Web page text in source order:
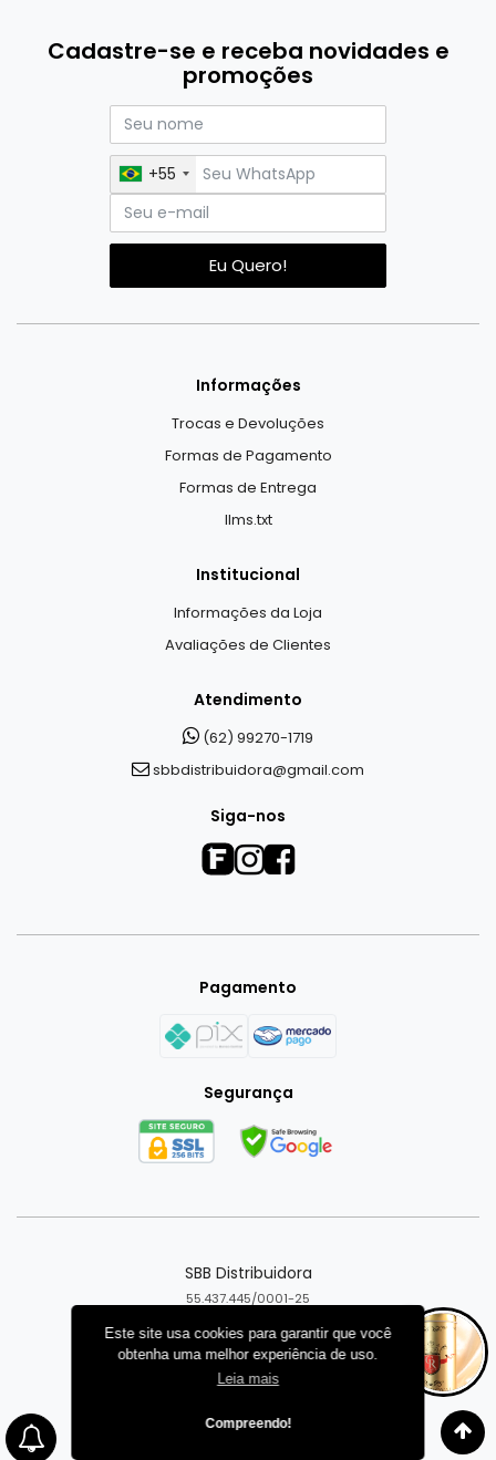
Este site usa cookies para garantir que você
obtenha uma melhor experiência de uso.
Leia mais
Compreendo!
Cadastre-se e receba novidades e
promoções
+55
Eu Quero!
Informações
Trocas e Devoluções
Formas de Pagamento
Formas de Entrega
llms.txt
Institucional
Informações da Loja
Avaliações de Clientes
Atendimento
(62) 99270-1719
sbbdistribuidora@gmail.com
Siga-nos
Pagamento
Segurança
SBB Distribuidora
55.437.445/0001-25
Criar loja virtual com a plataforma